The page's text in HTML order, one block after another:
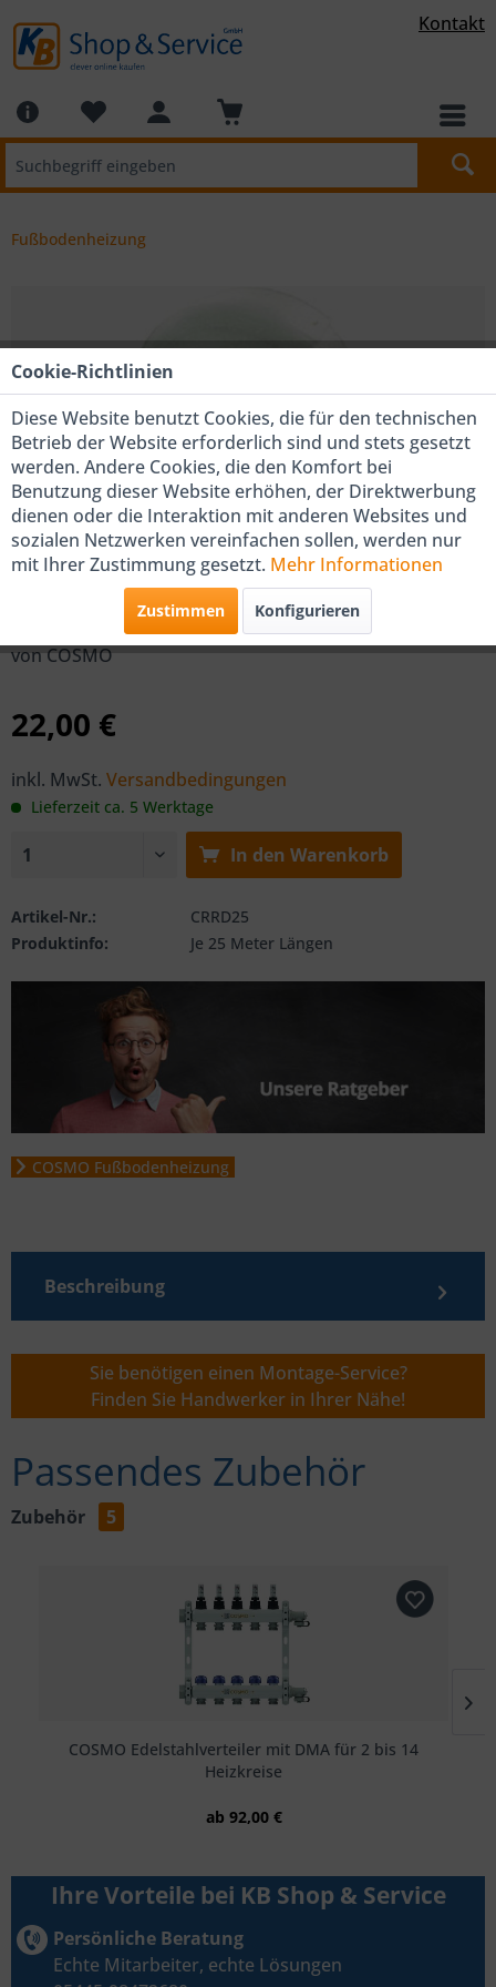
Kontakt
Fußbodenheizung
COSMO Randdämmstreifen
160mm x 8mm, 25m mit
Folienschürze
von COSMO
22,00 €
inkl. MwSt. Versandbedingungen
Lieferzeit ca. 5 Werktage
In den Warenkorb
Artikel-Nr.:
CRRD25
Produktinfo:
Je 25 Meter Längen
COSMO Fußbodenheizung
Sie benötigen einen Montage-Service?
Finden Sie Handwerker in Ihrer Nähe!
Passendes Zubehör
Zubehör 5
COSMO Edelstahlverteiler mit DMA für 2 bis 14
Heizkreise
ab 92,00 €
Ihre Vorteile bei KB Shop & Service
Persönliche Beratung
Echte Mitarbeiter, echte Lösungen
Beschreibung
Cookie-Richtlinien
Diese Website benutzt Cookies, die für den technischen
Betrieb der Website erforderlich sind und stets gesetzt
werden. Andere Cookies, die den Komfort bei
Benutzung dieser Website erhöhen, der Direktwerbung
dienen oder die Interaktion mit anderen Websites und
sozialen Netzwerken vereinfachen sollen, werden nur
mit Ihrer Zustimmung gesetzt. Mehr Informationen
Zustimmen Konfigurieren